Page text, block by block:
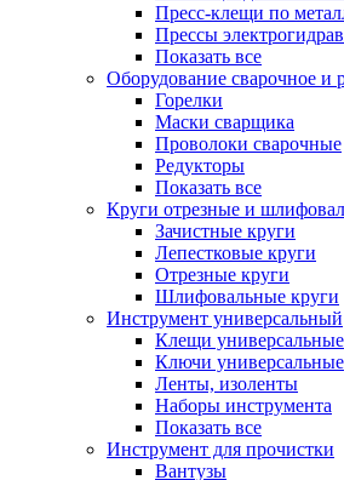
Пресс-клещи по
Прессы
Показать все
Оборудование сварочное и
Горелки
Маски сварщика
Проволоки сварочные
Редукторы
Показать все
Круги отрезные и
Зачистные круги
Лепестковые круги
Отрезные круги
Шлифовальные круги
Инструмент универсальный
Клещи универсальные
Ключи универсальные
Ленты, изоленты
Наборы инструмента
Показать все
Инструмент для прочистки
Вантузы